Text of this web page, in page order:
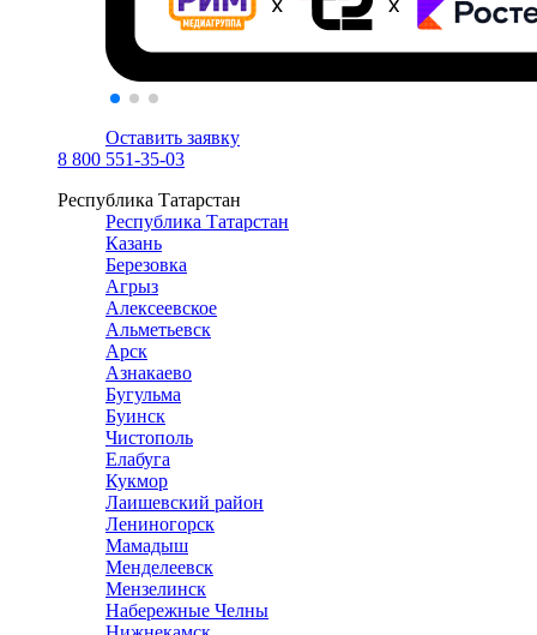
Оставить заявку
8 800 551-35-03
Республика Татарстан
Республика Татарстан
Казань
Березовка
Агрыз
Алексеевское
Альметьевск
Арск
Азнакаево
Бугульма
Буинск
Чистополь
Елабуга
Кукмор
Лаишевский район
Лениногорск
Мамадыш
Менделеевск
Мензелинск
Набережные Челны